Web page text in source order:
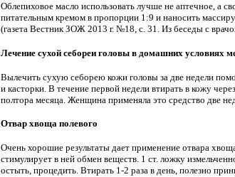
Облепиховое масло использовать лучше не аптечное, а
питательным кремом в пропорции 1:9 и наносить
(газета Вестник ЗОЖ 2013 г. №18, с. 31. Из беседы с
Лечение сухой себореи головы в домашних условиях
Вылечить сухую себорею кожи головы за две недели
и касторки. В течение первой недели втирать в кожу
полтора месяца. Женщина применяла это средство две
Отвар хвоща полевого
Очень хорошие результаты дает применение отвара
стимулирует в ней обмен веществ. 1 ст. ложку
остыть, процедить. Втирать 1-2 раза в день, полезно